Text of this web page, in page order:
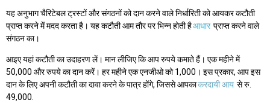
यह अनुभाग चैरिटेबल ट्रस्टों और संगठनों को दान करने वाले निर्धारिती को आयकर कटौती
प्राप्त करने में मदद करता है। यह कटौती आम तौर पर भिन्न होती हैआधार प्राप्त करने वाले
संगठन का।
आइए यहां कटौती का उदाहरण लें। मान लीजिए कि आप रुपये कमाते हैं। एक महीने में
50,000 और रुपये का दान करें। हर महीने एक एनजीओ को 1,000। इस प्रकार, आप इस
दान के लिए अपनी कटौती का दावा करने के पात्र होंगे, जिससे आपकाकरदायी आय से रु.
49,000.